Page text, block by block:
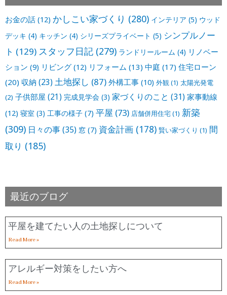
お金の話 (12) かしこい家づくり (280) インテリア (5) ウッド
デッキ (4) キッチン (4) シリーズプライベート (5) シンプルノー
ト (129) スタッフ日記 (279) ランドリールーム (4) リノベー
ション (9) リビング (12) リフォーム (13) 中庭 (17) 住宅ローン
(20) 収納 (23) 土地探し (87) 外構工事 (10) 外観(1) 太陽光発電
(2) 子供部屋 (21) 完成見学会 (3) 家づくりのこと (31) 家事動線
(12) 寝室 (3) 工事の様子 (7) 平屋 (73) 店舗併用住宅(1) 新築
(309) 日々の事(35) 窓 (7) 資金計画 (178) 賢い家づくり (1) 間
取り (185)
最近のブログ
平屋を建てたい人の土地探しについて
Read More »
アレルギー対策をしたい方へ
Read More »